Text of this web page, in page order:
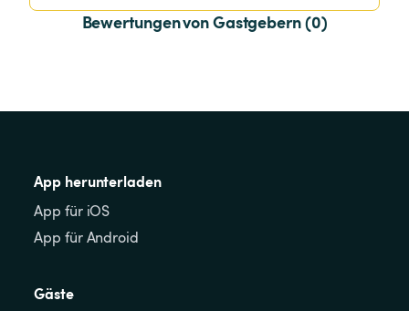
Bewertungen von Gastgebern (0)
App herunterladen
App für iOS
App für Android
Gäste